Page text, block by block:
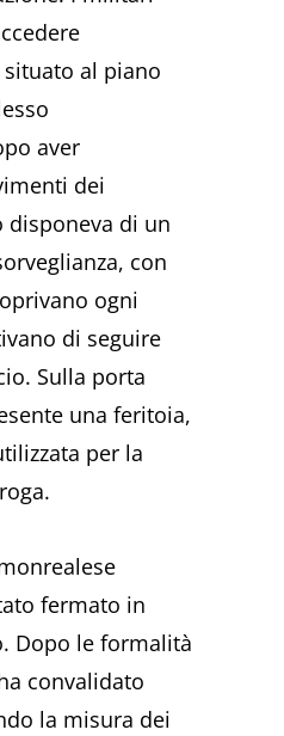
situato al piano
aver
dei
disponeva di un
con
ogni
di seguire
Sulla porta
una feritoia,
per la
fermato in
Dopo le formalità
convalidato
la misura dei